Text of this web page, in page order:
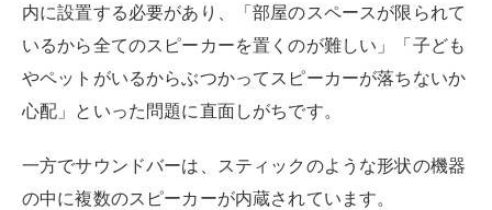
内に設置する必要があり、「部屋のスペースが限られて
いるから全てのスピーカーを置くのが難しい」「子ども
やペットがいるからぶつかってスピーカーが落ちないか
心配」といった問題に直面しがちです。
一方でサウンドバーは、スティックのような形状の機器
の中に複数のスピーカーが内蔵されています。